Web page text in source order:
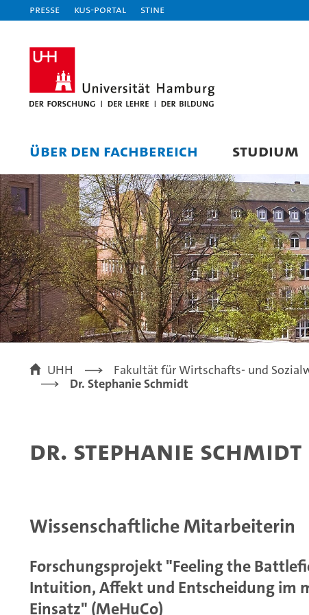
Presse KUS-Portal STiNE
ÜBER DEN FACHBEREICH STUDIUM
UHH Fakultät für Wirtschafts- und
Dr. Stephanie Schmidt
Dr. Stephanie Schmidt
Wissenschaftliche Mitarbeiterin
Forschungsprojekt "Feeling the
Intuition, Affekt und Entscheidung im
Einsatz" (MeHuCo)